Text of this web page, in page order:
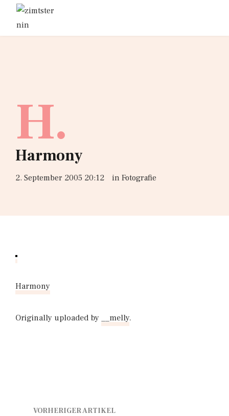
H.
Harmony
2. September 2005 20:12 in Fotografie
Harmony
Originally uploaded by __melly.
VORHERIGER ARTIKEL